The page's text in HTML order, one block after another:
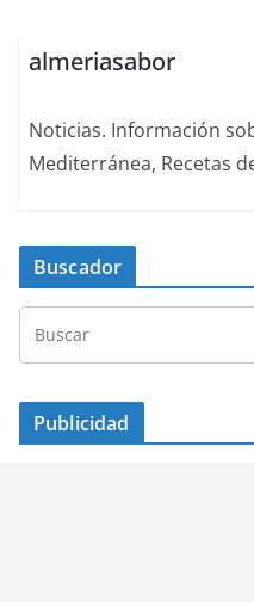
almeriasabor
Noticias. Información
Mediterránea, Recetas
Buscador
Publicidad